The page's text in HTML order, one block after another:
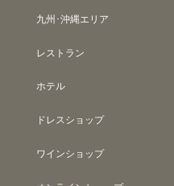
九州･沖縄エリア
レストラン
ホテル
ドレスショップ
ワインショップ